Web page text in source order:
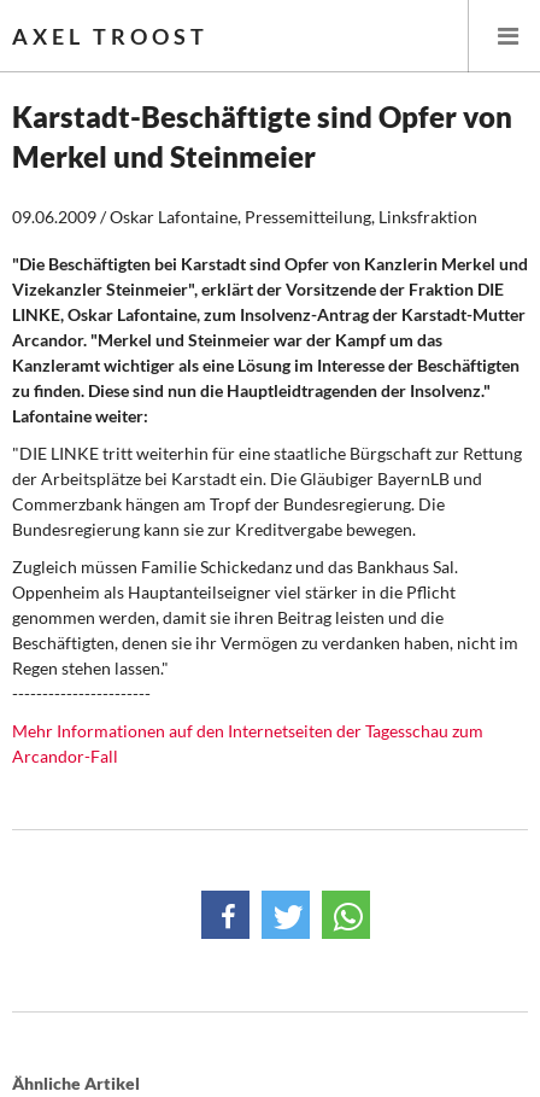
AXEL TROOST
Startseite
Themen
Leitlinien linker Wirtschafts- und Finanzpolitik
Wirtschaftspolitik
Steuer- und Finanzpolitik
Öffentliche Infrastruktur und Daseinsvorsorge
Eurokrise und Griechenland
Weitere Themen
Memo-Gruppe
Institut Solidarische Moderne
Karstadt-Beschäftigte sind Opfer von
Merkel und Steinmeier
09.06.2009 / Oskar Lafontaine, Pressemitteilung, Linksfraktion
"Die Beschäftigten bei Karstadt sind Opfer von Kanzlerin Merkel und
Vizekanzler Steinmeier", erklärt der Vorsitzende der Fraktion DIE
LINKE, Oskar Lafontaine, zum Insolvenz-Antrag der Karstadt-Mutter
Arcandor. "Merkel und Steinmeier war der Kampf um das
Kanzleramt wichtiger als eine Lösung im Interesse der Beschäftigten
zu finden. Diese sind nun die Hauptleidtragenden der Insolvenz."
Lafontaine weiter:
"DIE LINKE tritt weiterhin für eine staatliche Bürgschaft zur Rettung
der Arbeitsplätze bei Karstadt ein. Die Gläubiger BayernLB und
Commerzbank hängen am Tropf der Bundesregierung. Die
Bundesregierung kann sie zur Kreditvergabe bewegen.
Zugleich müssen Familie Schickedanz und das Bankhaus Sal.
Oppenheim als Hauptanteilseigner viel stärker in die Pflicht
genommen werden, damit sie ihren Beitrag leisten und die
Beschäftigten, denen sie ihr Vermögen zu verdanken haben, nicht im
Regen stehen lassen."
-----------------------
Mehr Informationen auf den Internetseiten der Tagesschau zum
Arcandor-Fall
Ähnliche Artikel